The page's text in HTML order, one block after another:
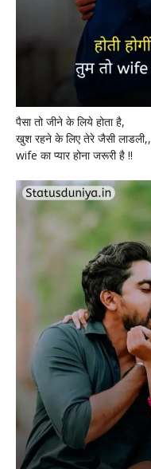
पैसा तो जीने के लिये होता है,
खुश रहने के लिए तेरे जैसी लाडली,,
wife का प्यार होना जरूरी है !!